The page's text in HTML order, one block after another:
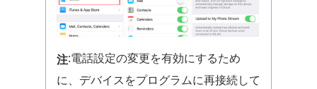
注:電話設定の変更を有効にするため
に、デバイスをプログラムに再接続して